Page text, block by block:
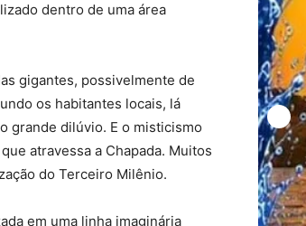
dentro de uma área
gigantes, possivelmente de
os habitantes locais, lá
grande dilúvio. E o misticismo
atravessa a Chapada. Muitos
do Terceiro Milênio.
em uma linha imaginária